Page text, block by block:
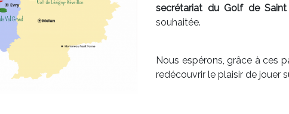
secrétariat du Golf de
souhaitée.
Nous espérons, grâce à ces
redécouvrir le plaisir de jouer